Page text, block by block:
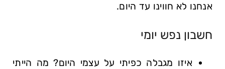
אנחנו לא חווינו עד היום.
חשבון נפש יומי
איזו מגבלה כפיתי על עצמי היום? מה הייתי